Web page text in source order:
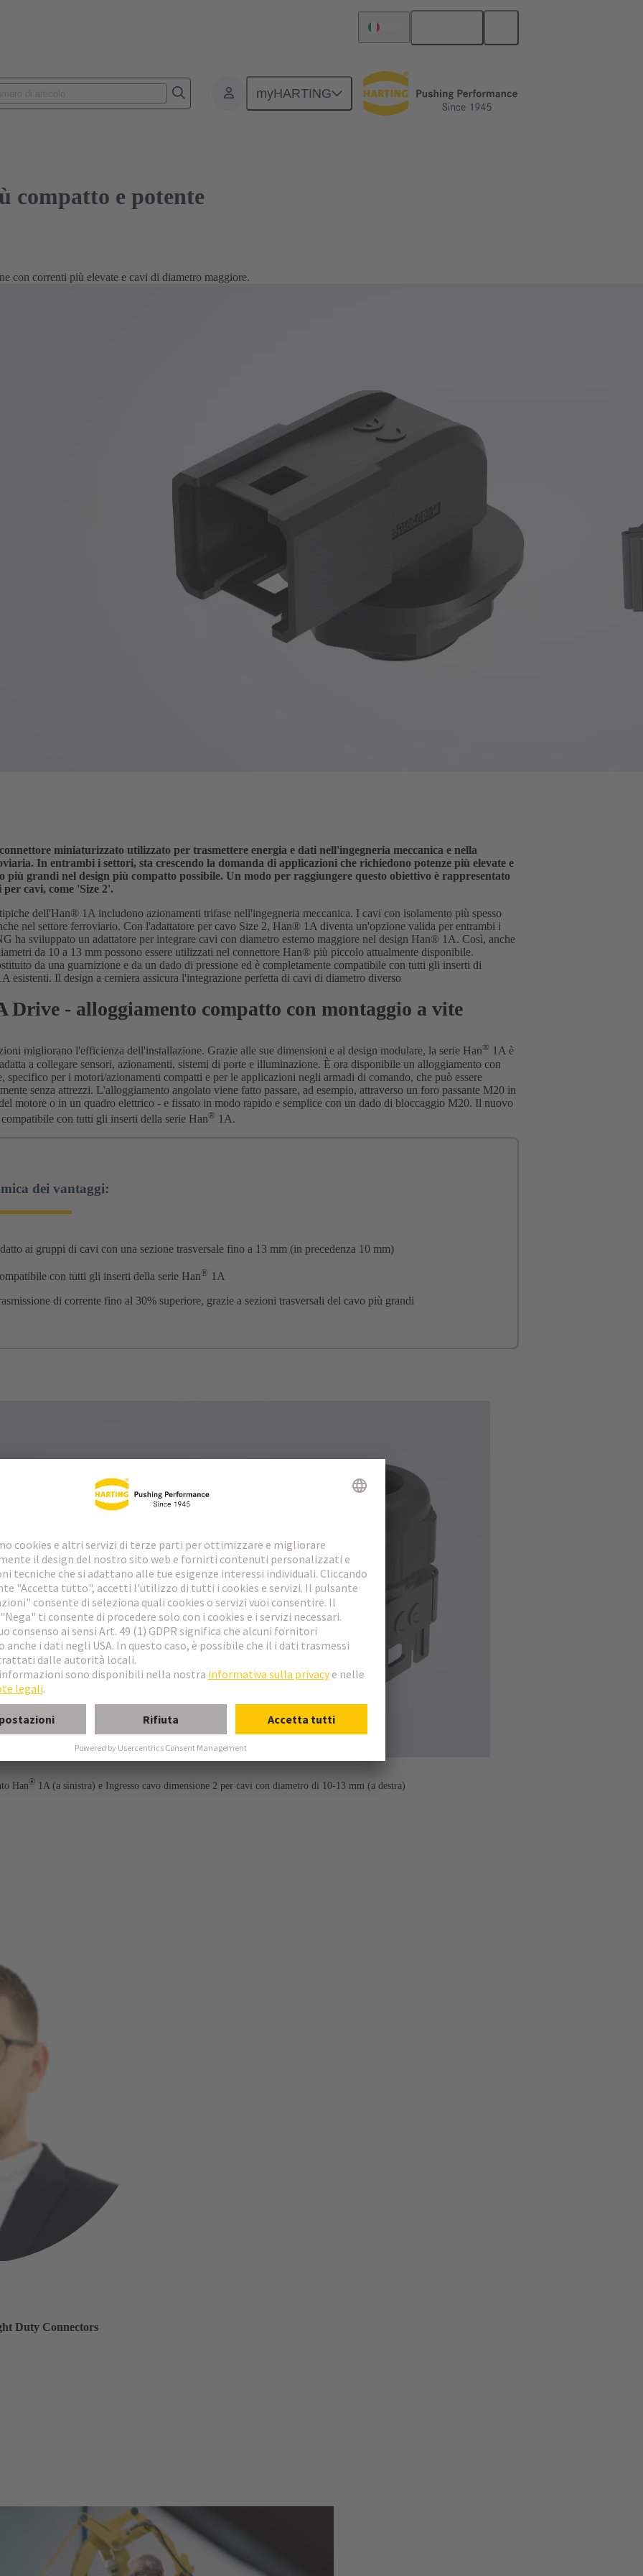
myHARTING
compatto e potente
con correnti più elevate e cavi di diametro maggiore.
miniaturizzato utilizzato per trasmettere energia e dati nell'ingegneria meccanica e nella
In entrambi i settori, sta crescendo la domanda di applicazioni che richiedono potenze più elevate e
più grandi nel design più compatto possibile. Un modo per raggiungere questo obiettivo è rappresentato
cavi, come 'Size 2'.
dell'Han® 1A includono azionamenti trifase nell'ingegneria meccanica. I cavi con isolamento più spesso
nel settore ferroviario. Con l'adattatore per cavo Size 2, Han® 1A diventa un'opzione valida per entrambi i
ha sviluppato un adattatore per integrare cavi con diametro esterno maggiore nel design Han® 1A. Così, anche
da 10 a 13 mm possono essere utilizzati nel connettore Han® più piccolo attualmente disponibile.
da una guarnizione e da un dado di pressione ed è completamente compatibile con tutti gli inserti di
esistenti. Il design a cerniera assicura l'integrazione perfetta di cavi di diametro diverso
Drive - alloggiamento compatto con montaggio a vite
migliorano l'efficienza dell'installazione. Grazie alle sue dimensioni e al design modulare, la serie Han® 1A è
a collegare sensori, azionamenti, sistemi di porte e illuminazione. È ora disponibile un alloggiamento con
specifico per i motori/azionamenti compatti e per le applicazioni negli armadi di comando, che può essere
senza attrezzi. L'alloggiamento angolato viene fatto passare, ad esempio, attraverso un foro passante M20 in
motore o in un quadro elettrico - e fissato in modo rapido e semplice con un dado di bloccaggio M20. Il nuovo
con tutti gli inserti della serie Han® 1A.
dei vantaggi:
ai gruppi di cavi con una sezione trasversale fino a 13 mm (in precedenza 10 mm)
con tutti gli inserti della serie Han® 1A
di corrente fino al 30% superiore, grazie a sezioni trasversali del cavo più grandi
Han® 1A (a sinistra) e Ingresso cavo dimensione 2 per cavi con diametro di 10-13 mm (a destra)
Duty Connectors